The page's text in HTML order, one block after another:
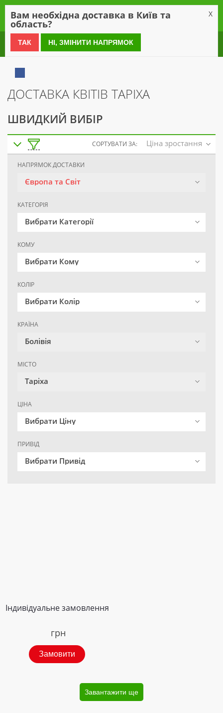
0 800 21 54 55
ДОСТАВКА КВІТІВ ТАРІХА
ШВИДКИЙ ВИБІР
СОРТУВАТИ ЗА: Ціна зростання
НАПРЯМОК ДОСТАВКИ
Європа та Світ
КАТЕГОРІЯ
Вибрати Категорії
КОМУ
Вибрати Кому
КОЛІР
Вибрати Колір
КРАЇНА
Болівія
МІСТО
Таріха
ЦІНА
Вибрати Ціну
ПРИВІД
Вибрати Привід
Індивідуальне замовлення
грн
Замовити
Завантажити ще
Вам необхідна доставка в Київ та
область?
X
ТАК НІ, ЗМІНИТИ НАПРЯМОК